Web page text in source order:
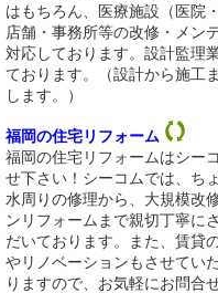
はもちろん、医療施設（医院
店舗・事務所等の改修・メン
対応しております。設計監理
ております。（設計から施工
します。）
福岡の住宅リフォーム
福岡の住宅リフォームはシー
せ下さい！シーコムでは、ち
水周りの修理から、大規模改
ンリフォームまで親切丁寧に
だいております。また、賃貸
やリノベーションもさせてい
りますので、お気軽にお問合